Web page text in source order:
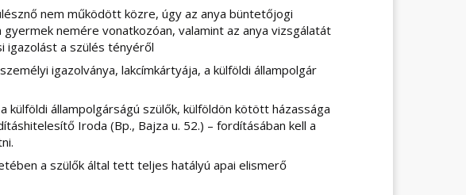
nem működött közre, úgy az anya büntetőjogi
nemére vonatkozóan, valamint az anya vizsgálatát
igazolást a szülés tényéről
igazolványa, lakcímkártyája, a külföldi állampolgár
külföldi állampolgárságú szülők, külföldön kötött házassága
Iroda (Bp., Bajza u. 52.) – fordításában kell a
a szülők által tett teljes hatályú apai elismerő